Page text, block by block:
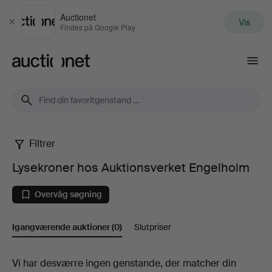
Luk
Auctionet
Findes på Google Play Vis
Lysekroner
hos
Auktionsverket
Engelholm
Filtrer
Lysekroner hos Auktionsverket Engelholm
Overvåg søgning
Igangværende auktioner(0) Slutpriser
Igangværende
Vi har desværre ingen genstande, der matcher din